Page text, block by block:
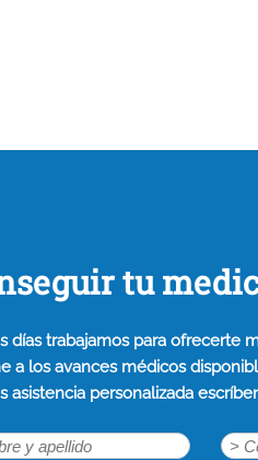
tu
días trabajamos para ofrecerte
a los avances médicos
asistencia personalizada